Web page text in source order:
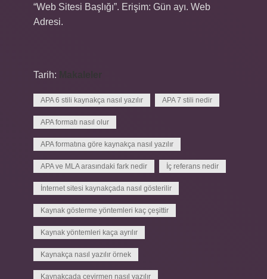
“Web Sitesi Başlığı”. Erişim: Gün ayı. Web
Adresi.
Tarih:
APA 6 stili kaynakça nasıl yazılır APA 7 stili nedir
APA formatı nasıl olur
APA formatına göre kaynakça nasıl yazılır
APA ve MLA arasındaki fark nedir İç referans nedir
İnternet sitesi kaynakçada nasıl gösterilir
Kaynak gösterme yöntemleri kaç çeşittir
Kaynak yöntemleri kaça ayrılır
Kaynakça nasıl yazılır örnek
Kaynakçada çevirmen nasıl yazılır